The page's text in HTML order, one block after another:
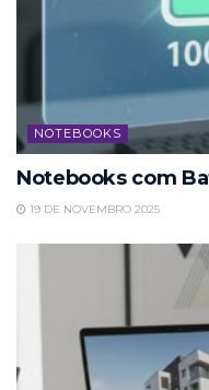
NOTEBOOKS
Notebooks com
19 DE NOVEMBRO 2025